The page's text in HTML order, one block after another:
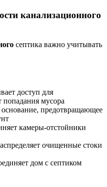
канализационного
септика важно учитывать
доступ для
мусора
основание, предотвращающее
камеры-отстойники
очищенные стоки
дом с септиком